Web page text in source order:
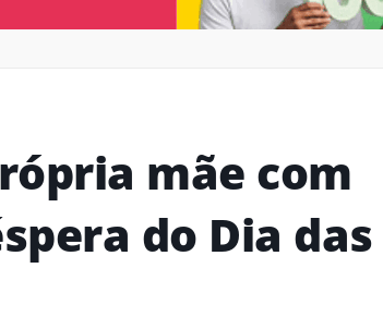
mãe com
do Dia das